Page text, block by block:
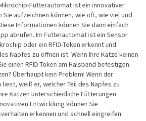
Futterautomat ist ein innovativer
aufzeichnen können, wie oft, wie viel und
Informationen können Sie dann einfach
abrufen. Im Futterautomat ist ein Sensor
oder ein RFID-Token erkennt und
Napfes zu öffnen ist. Wenn Ihre Katze keinen
einen RFID-Token am Halsband befestigen.
Überhaupt kein Problem! Wenn der
weiß er, welcher Teil des Napfes zu
Katzen unterschiedliche Fütterungen
Entwicklung können Sie
erkennen und schnell eingreifen.